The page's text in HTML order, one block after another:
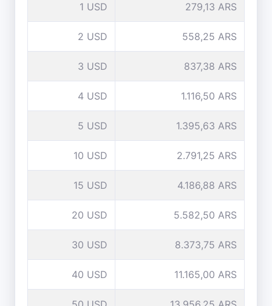
1 USD 279,13 ARS
2 USD 558,25 ARS
3 USD 837,38 ARS
4 USD 1.116,50 ARS
5 USD 1.395,63 ARS
10 USD 2.791,25 ARS
15 USD 4.186,88 ARS
20 USD 5.582,50 ARS
30 USD 8.373,75 ARS
40 USD 11.165,00 ARS